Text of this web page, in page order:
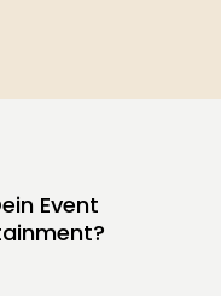
Event